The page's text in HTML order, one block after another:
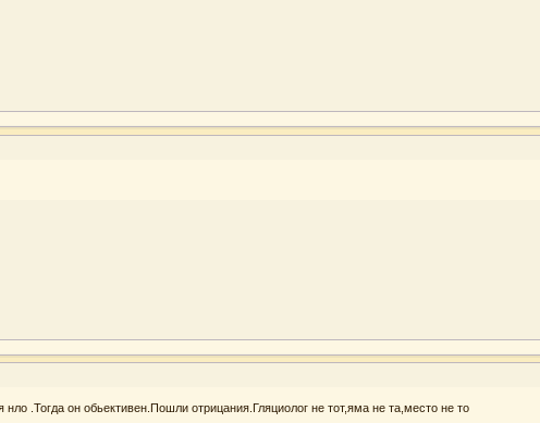
нло .Тогда он обьективен.Пошли отрицания.Гляциолог не тот,яма не та,место не то